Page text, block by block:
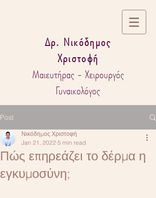
Δρ. Νικόδημος
Χριστοφή
Μαιευτήρας - Χειρουργός
Γυναικολόγος
Post
Πώς επηρεάζει το δέρμα η
εγκυμοσύνη;
Νικόδημος Χριστοφή
Jan 21, 2022 5 min read